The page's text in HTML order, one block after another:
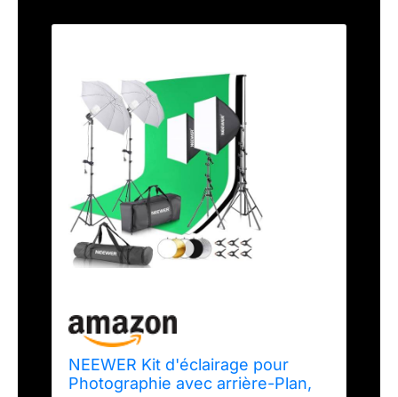
NEEWER Kit d'éclairage pour
Photographie avec arrière-Plan,